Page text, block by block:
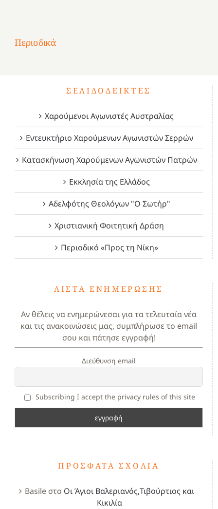
Περιοδικά
1821
Δεκέμβριος
2023!
Μάιος
2023!
Μάρτιος
2023!
ΣΕΛΙΔΟΔΕΊΚΤΕΣ
Χαρούμενοι Αγωνιστές Αυστραλίας
Εντευκτήριο Χαρούμενων Αγωνιστών Σερρών
Κατασκήνωση Χαρούμενων Αγωνιστών Πατρών
Εκκλησία της Ελλάδος
Αδελφότης Θεολόγων "Ο Σωτήρ"
Χριστιανική Φοιτητική Δράση
Περιοδικό «Προς τη Νίκη»
ΛΊΣΤΑ ΕΝΗΜΈΡΩΣΗΣ
Αν θέλεις να ενημερώνεσαι για τα τελευταία νέα
και τις ανακοινώσεις μας, συμπλήρωσε το email
σου και πάτησε εγγραφή!
Διεύθυνση email
Subscribing I accept the privacy rules of this site
ΠΡΌΣΦΑΤΑ ΣΧΌΛΙΑ
Basileστο Οι Άγιοι Βαλεριανός,Τιβούρτιος και
Κικιλία